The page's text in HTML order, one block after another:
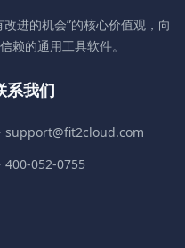
进的机会”的核心价值观，向
赖的通用工具软件。
系我们
support@fit2cloud.com
400-052-0755